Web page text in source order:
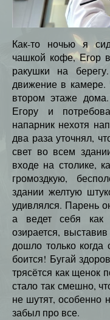
Как-то ночью я
чашкой кофе, Егор
ракушки на
движение в камере.
втором этаже
Егору и
напарник нехотя
два раза уточнял,
свет во всем
входе на столике,
громоздкую,
здании желтую
удивлялся. Парень
а ведет себя как
озирается,
дошло только
боится! Бугай
трясётся как щенок
стало так смешно,
не шутят, особенно
забыл про все.